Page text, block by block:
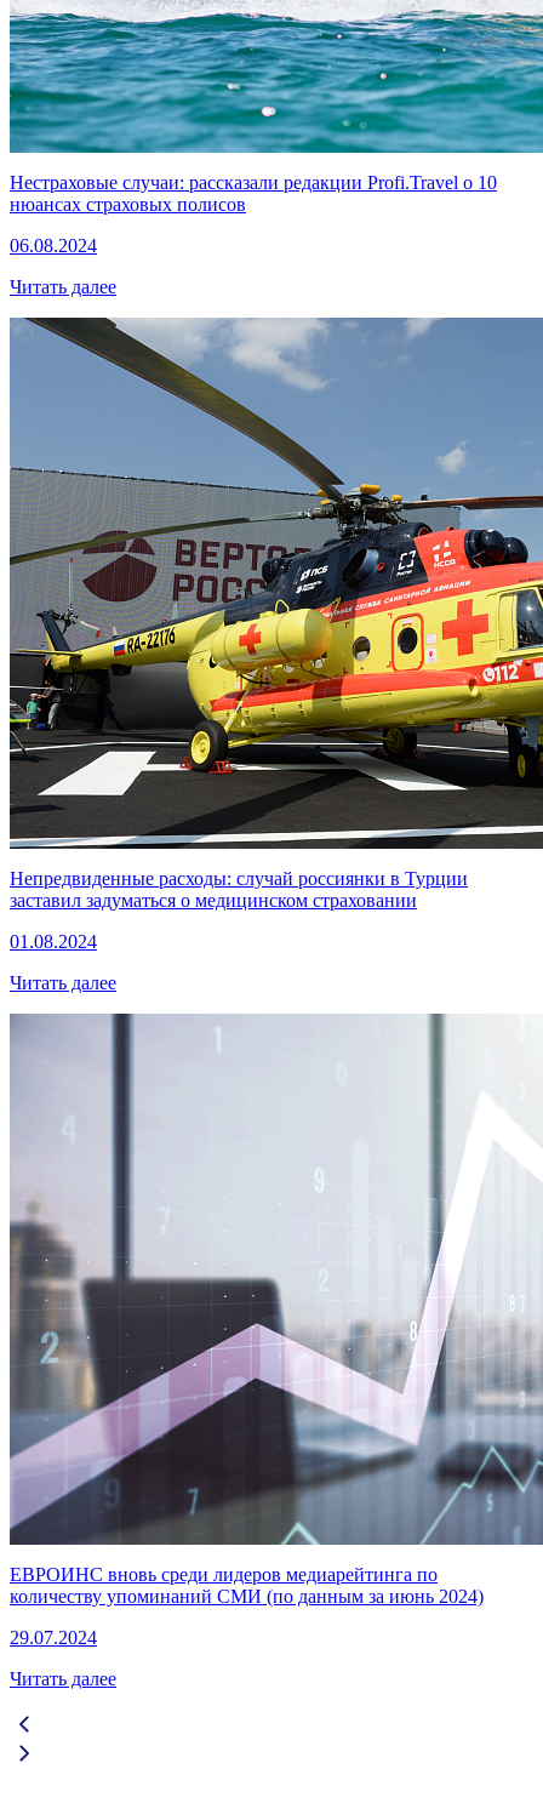
Нестраховые случаи: рассказали редакции Profi.Travel о 10
нюансах страховых полисов
06.08.2024
Читать далее
Непредвиденные расходы: случай россиянки в Турции
заставил задуматься о медицинском страховании
01.08.2024
Читать далее
ЕВРОИНС вновь среди лидеров медиарейтинга по
количеству упоминаний СМИ (по данным за июнь 2024)
29.07.2024
Читать далее